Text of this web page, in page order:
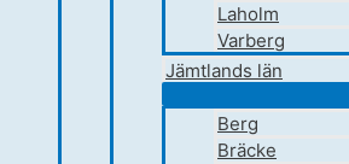
Laholm
Varberg
Jämtlands län
Berg
Bräcke